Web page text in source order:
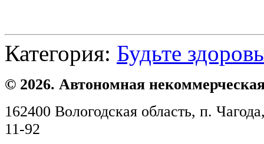
Категория: Будьте
© 2026. Автономная
162400 Вологодская область, п.
11-92